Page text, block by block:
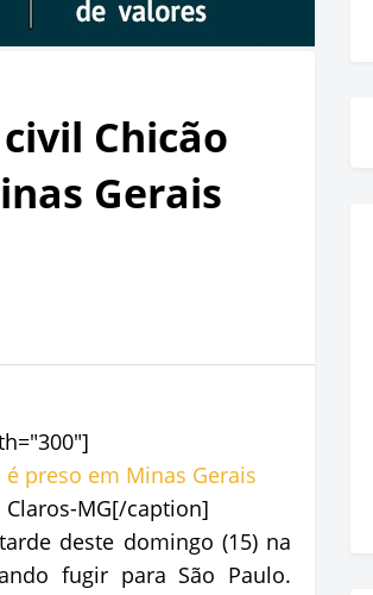
Chicão
Gerais
MG[/caption]
deste domingo (15) na
fugir para São Paulo.